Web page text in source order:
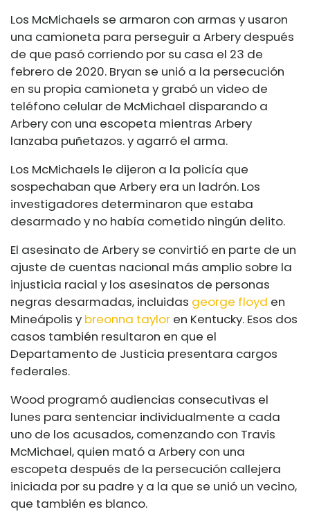
Los McMichaels se armaron con armas y usaron
una camioneta para perseguir a Arbery después
de que pasó corriendo por su casa el 23 de
febrero de 2020. Bryan se unió a la persecución
en su propia camioneta y grabó un video de
teléfono celular de McMichael disparando a
Arbery con una escopeta mientras Arbery
lanzaba puñetazos. y agarró el arma.
Los McMichaels le dijeron a la policía que
sospechaban que Arbery era un ladrón. Los
investigadores determinaron que estaba
desarmado y no había cometido ningún delito.
El asesinato de Arbery se convirtió en parte de un
ajuste de cuentas nacional más amplio sobre la
injusticia racial y los asesinatos de personas
negras desarmadas, incluidas george floyd en
Mineápolis y breonna taylor en Kentucky. Esos dos
casos también resultaron en que el
Departamento de Justicia presentara cargos
federales.
Wood programó audiencias consecutivas el
lunes para sentenciar individualmente a cada
uno de los acusados, comenzando con Travis
McMichael, quien mató a Arbery con una
escopeta después de la persecución callejera
iniciada por su padre y a la que se unió un vecino,
que también es blanco.